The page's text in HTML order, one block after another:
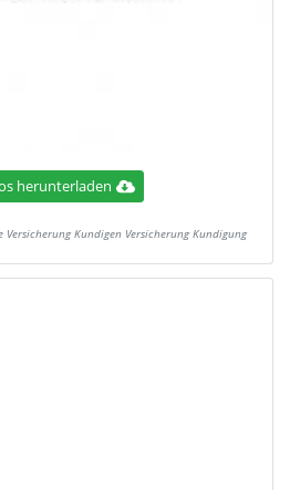
herunterladen
Versicherung Kundigen Versicherung Kundigung